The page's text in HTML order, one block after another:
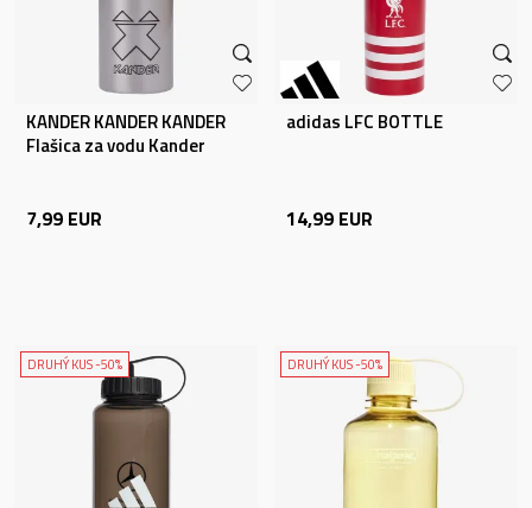
KANDER KANDER KANDER
Flašica za vodu Kander
7,99 EUR
adidas LFC BOTTLE
14,99 EUR
DRUHÝ KUS -50% DRUHÝ KUS -50%